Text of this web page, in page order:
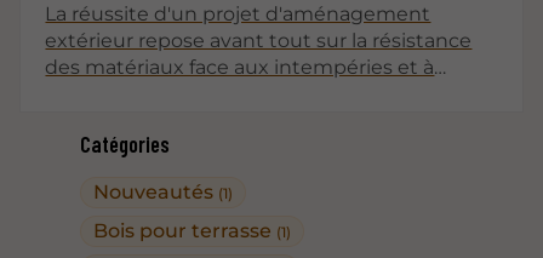
Catégories
Nouveautés (1)
Bois pour terrasse (1)
La réussite d'un projet d'aménagement
extérieur repose avant tout sur la résistance
des matériaux face aux intempéries et à
d'essences de bois naturellement
afin d'éviter les dégradations précoces.